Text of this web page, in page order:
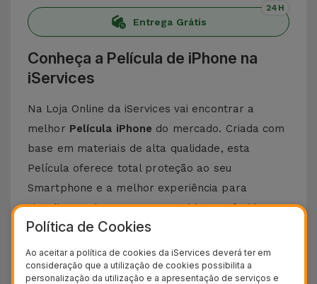
Entrega Grátis
24H
Conheça a Película de iPhone na
iServices
Na Loja Online da iServices vai encontrar a
melhor Película iPhone do mercado. Criada com
base em materiais de alta qualidade, esta
Película oferece total proteção ao seu
Smartphone e a melhor experiência para
visualizar todos os seus conteúdos preferidos.
Esta Película é compatível com vários modelos
Apple desde o iPhone 5 até aos mais recentes,
como oiPhone 15 Pro Maxou oiPhone 16.
Política de Cookies
Ao aceitar a política de cookies da iServices deverá ter em
consideração que a utilização de cookies possibilita a
personalização da utilização e a apresentação de serviços e